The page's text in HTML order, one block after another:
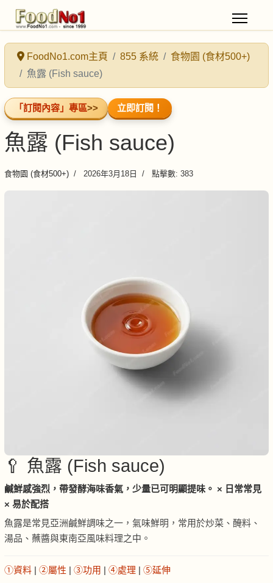
FoodNo1.com主頁 855 系統
食物園 (食材500+)
魚露 (Fish sauce)
「訂閱內容」專區>> 立即訂閱！
魚露 (Fish sauce)
食物園 (食材500+) 2026年3月18日 點擊數: 383
🥄 魚露 (Fish sauce)
鹹鮮感強烈，帶發酵海味香氣，少量已可明顯提味。 × 日常常見
× 易於配搭
魚露是常見亞洲鹹鮮調味之一，氣味鮮明，常用於炒菜、醃料、
湯品、蘸醬與東南亞風味料理之中。
①資料 | ②屬性 | ③功用 | ④處理 | ⑤延伸